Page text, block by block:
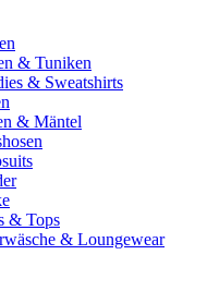
& Tuniken
& Sweatshirts
& Mäntel
& Tops
& Loungewear